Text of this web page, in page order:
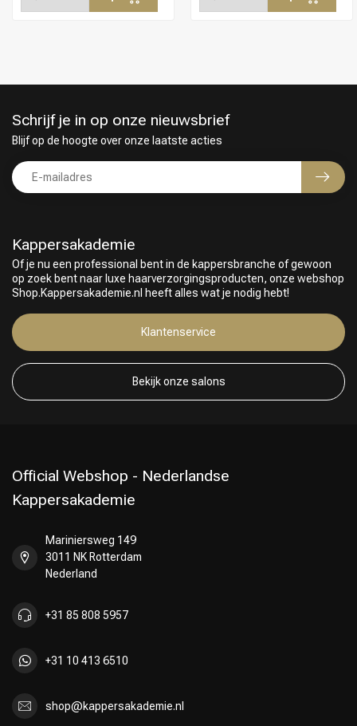
Keuze van onze Kappers
Kappersakademie
Of je nu een professional bent in de kappersbranche of gewoon
op zoek bent naar luxe haarverzorgingsproducten, onze webshop
Shop.Kappersakademie.nl heeft alles wat je nodig hebt!
Klantenservice
Bekijk onze salons
Schrijf je in op onze nieuwsbrief
Blijf op de hoogte over onze laatste acties
Official Webshop - Nederlandse
Kappersakademie
Mariniersweg 149
3011 NK Rotterdam
Nederland
+31 85 808 5957
+31 10 413 6510
shop@kappersakademie.nl